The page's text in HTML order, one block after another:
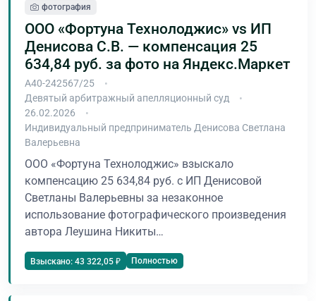
фотография
ООО «Фортуна Технолоджис» vs ИП
Денисова С.В. — компенсация 25
634,84 руб. за фото на Яндекс.Маркет
А40-242567/25
Девятый арбитражный апелляционный суд
26.02.2026
Индивидуальный предприниматель Денисова Светлана
Валерьевна
ООО «Фортуна Технолоджис» взыскало
компенсацию 25 634,84 руб. с ИП Денисовой
Светланы Валерьевны за незаконное
использование фотографического произведения
автора Леушина Никиты…
Взыскано: 43 322,05 ₽ Полностью